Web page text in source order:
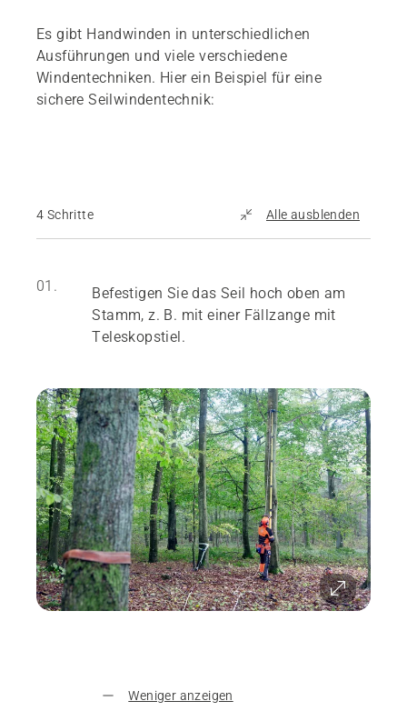
Es gibt Handwinden in unterschiedlichen
Ausführungen und viele verschiedene
Windentechniken. Hier ein Beispiel für eine
sichere Seilwindentechnik:
4 Schritte Alle ausblenden
01.
Befestigen Sie das Seil hoch oben am
Stamm, z. B. mit einer Fällzange mit
Teleskopstiel.
Weniger anzeigen